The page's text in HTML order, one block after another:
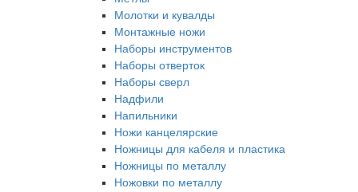
Молотки и кувалды
Монтажные ножи
Наборы инструментов
Наборы отверток
Наборы сверл
Надфили
Напильники
Ножи канцелярские
Ножницы для кабеля и пластика
Ножницы по металлу
Ножовки по металлу